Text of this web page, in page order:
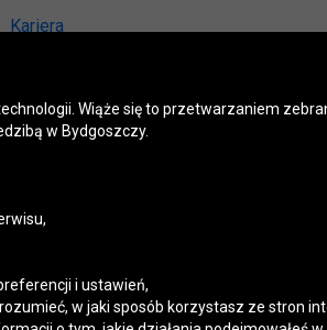
Kariera
Biuro prasowe
Kręci nas recykling
Mapa fotoradarów
Ustawienia cookies
Wiąże się to przetwarzaniem
w Bydgoszczy.
i ustawień,
w jaki sposób korzystasz ze stron